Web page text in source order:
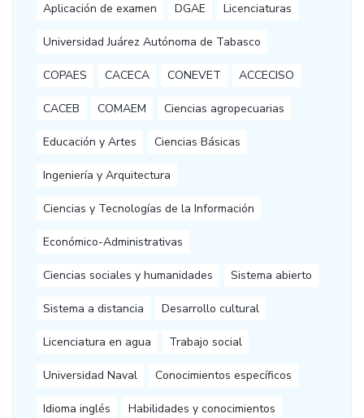
Aplicación de examen DGAE Licenciaturas
Universidad Juárez Autónoma de Tabasco
COPAES CACECA CONEVET ACCECISO
CACEB COMAEM Ciencias agropecuarias
Educación y Artes Ciencias Básicas
Ingeniería y Arquitectura
Ciencias y Tecnologías de la Información
Económico-Administrativas
Ciencias sociales y humanidades Sistema abierto
Sistema a distancia Desarrollo cultural
Licenciatura en agua Trabajo social
Universidad Naval Conocimientos específicos
Idioma inglés Habilidades y conocimientos